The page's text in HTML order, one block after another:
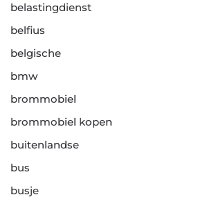
belastingdienst
belfius
belgische
bmw
brommobiel
brommobiel kopen
buitenlandse
bus
busje